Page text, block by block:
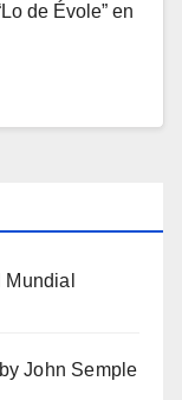
de Évole” en
John Semple